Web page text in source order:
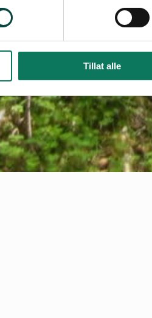
Tillat alle